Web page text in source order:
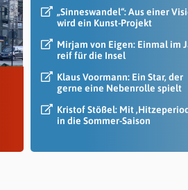
„Sinneswandel“: Aus einer
wird ein Kunst-Projekt
Mirjam von Eigen: Einmal im
reif für die Insel
Klaus Voormann: Ein Star, der
gerne eine Nebenrolle spielt
Kristof Stößel: Mit
in die Sommer-Saison